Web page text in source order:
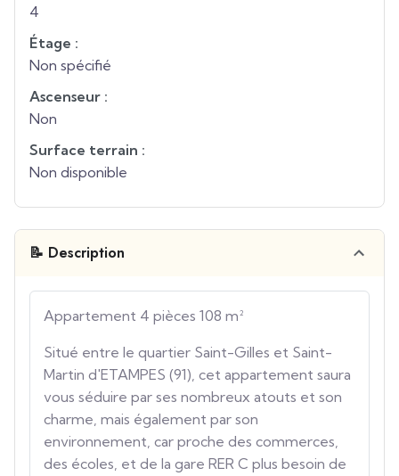
4
Étage :
Non spécifié
Ascenseur :
Non
Surface terrain :
Non disponible
📝 Description
Appartement 4 pièces 108 m²
Situé entre le quartier Saint-Gilles et Saint-
Martin d'ETAMPES (91), cet appartement saura
vous séduire par ses nombreux atouts et son
charme, mais également par son
environnement, car proche des commerces,
des écoles, et de la gare RER C plus besoin de